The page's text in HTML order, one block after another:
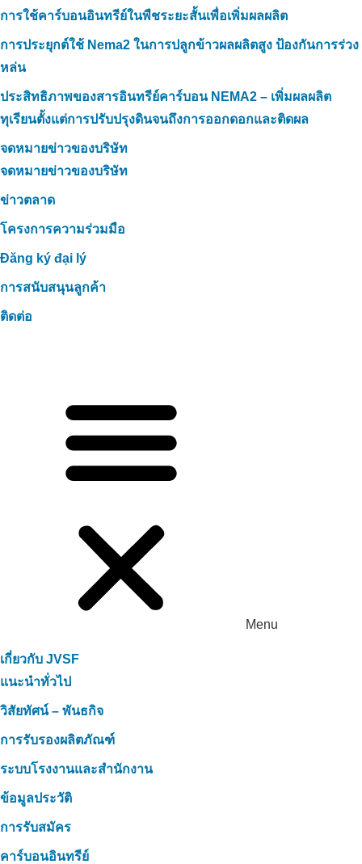
การใช้คาร์บอนอินทรีย์ในพืชระยะสั้นเพื่อเพิ่มผลผลิต
การประยุกต์ใช้ Nema2 ในการปลูกข้าวผลผลิตสูง ป้องกันการร่วง
หล่น
ประสิทธิภาพของสารอินทรีย์คาร์บอน NEMA2 – เพิ่มผลผลิต
ทุเรียนตั้งแต่การปรับปรุงดินจนถึงการออกดอกและติดผล
จดหมายข่าวของบริษัท
จดหมายข่าวของบริษัท
ข่าวตลาด
โครงการความร่วมมือ
Đăng ký đại lý
การสนับสนุนลูกค้า
ติดต่อ
Menu
เกี่ยวกับ JVSF
แนะนำทั่วไป
วิสัยทัศน์ – พันธกิจ
การรับรองผลิตภัณฑ์
ระบบโรงงานและสำนักงาน
ข้อมูลประวัติ
การรับสมัคร
คาร์บอนอินทรีย์